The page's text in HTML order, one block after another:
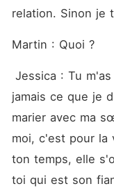
relation. Sinon je
Martin : Quoi ?
jamais ce que je
marier avec ma
moi, c'est pour la
ton temps, elle
toi qui est son